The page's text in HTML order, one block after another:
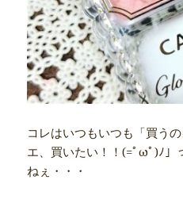
コレはいつもいつも「買う
エ、買いたい！！(=ﾟωﾟ)ﾉ」
ねぇ・・・